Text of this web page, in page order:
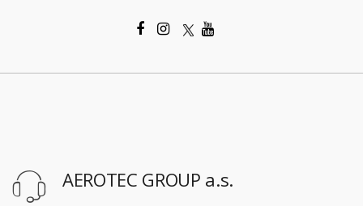
AEROTEC GROUP a.s.